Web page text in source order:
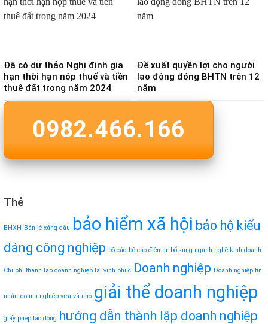
Đã có dự thảo Nghị định gia
hạn thời hạn nộp thuế và tiền
thuê đất trong năm 2024
Đề xuất quyền lợi cho người
lao động đóng BHTN trên 12
năm
0982.466.166
Thẻ
BHXH Bán lẻ xăng dầu bảo hiểm xã hội bảo hộ kiểu
dáng công nghiệp bố cáo bố cáo điện tử bổ sung ngành nghề kinh doanh
Chi phí thành lập doanh nghiệp tại vĩnh phúc Doanh nghiệp Doanh nghiệp tư
nhân doanh nghiệp vừa và nhỏ giải thể doanh nghiệp
giấy phép lao động hướng dẫn thành lập doanh nghiệp